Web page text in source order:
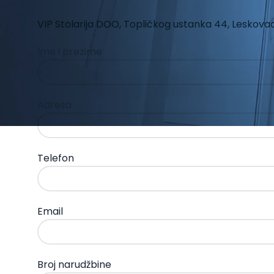
VIP Stolarija DOO, Topličkog ustanka 44,
Ime i prezime
Telefon
Email
Broj narudžbine